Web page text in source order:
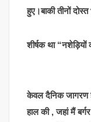
हुए।बाकी तीनों
शीर्षक था
केवल दैनिक जागरण
हाल की , जहां मैं